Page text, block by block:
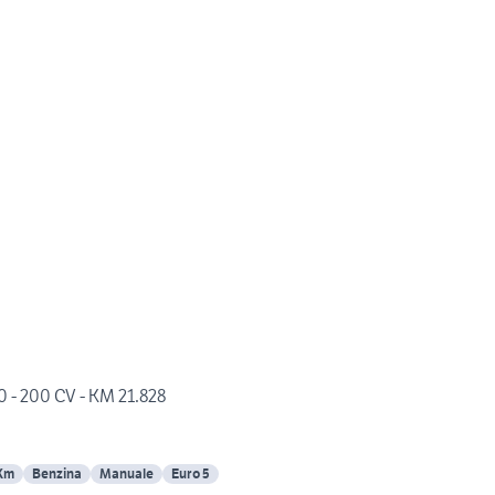
- 200 CV - KM 21.828
Benzina Manuale Euro 5